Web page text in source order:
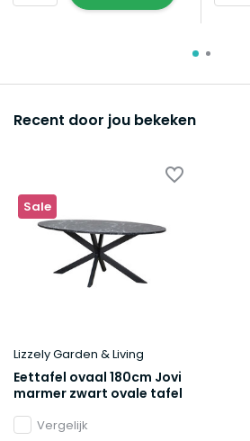
Recent door jou bekeken
Sale
Lizzely Garden & Living
Eettafel ovaal 180cm Jovi
marmer zwart ovale tafel
Vergelijk